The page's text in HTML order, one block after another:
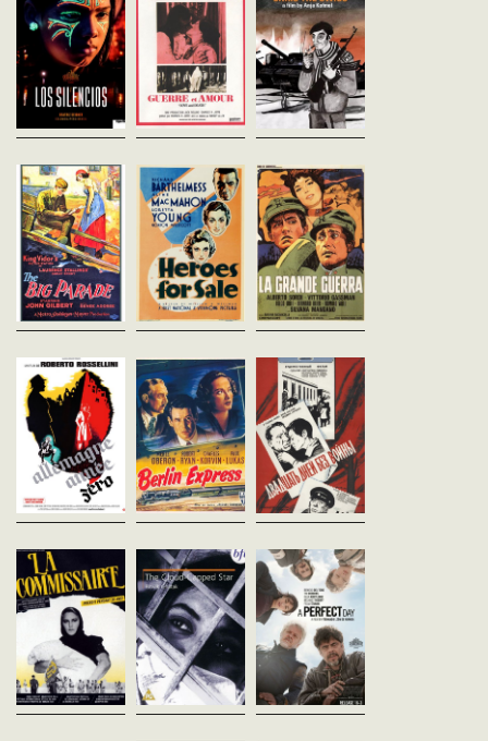
La jeune Nuria fuit la guerre
civile en Colombie. Elle arrive
à l’aube sur une île
mystérieuse, au cœur de
l'Amazonie. Nuria comprend
peu à peu...
Quand Napoléon envahit la
Russie, Boris Grushenko
(Woody Allen) est enrôlé de
force, alors que sa cousine,
dont il est amoureux depuis
toujours,...
Croatie, janvier 1992. En
conflit yougoslave,
jeune journaliste
retrouvé assassiné
de mystérieuses ...
La Grande parade
King Vidor
vost - 151'
Lorsqu'il assiste à une
parade militaire, Jim
Apperson, fils d'un riche
industriel au tempérament
oisif et peu engagé, pense
avoir enfin trouvé sa...
Héros à vendre
William A. Weelman
vost - 73'
En 1918, Tom Holmes et Roger
Winston combattent sur le
front français. A cause de la
lâcheté de Roger, Tom est
grièvement blessé. Il est
soigné, dans...
La Grande
Mario Monicelli
vost - 130'
Deux hommes
trouvent engagés
dans la Grande Guerre…
Allemagne année
zéro
Italie - 1948
vost - 78'
Été 1945. Dans Berlin
dévastée, après la
capitulation allemande, la
lente dérive d’un enfant livré à
lui-même et privé de repères.
Dernier...
Berlin Express
Jacques Tourneur
vost - 87'
Chargé de définir la
réunification de l’Allemagne
au lendemain de la Deuxième
Guerre mondiale, l’éminent
professeur Bernhardt se fait...
20 jours sans
guerre
URSS - 1977
vost - 101'
Loupatine, écrivain
correspondant de
le front en 1943, bénéficie
d’une permission de 20
Dans le train qui le
La commissaire
Alexandre Askoldov
vost - 110'
1922 : l'Armée Rouge prend de
force un village Blanc
d'Ukraine. Enceinte, la
commissaire du peuple
Klavdia Vavilova suspend ses
fonctions et, afin d'...
L'Etoile Cachée
Ritwik Ghatak
vost - 126'
Après la Partition des Indes,
en 1947, une famille de
réfugiés du Bengale survit
misérablement à la périphérie
de Calcutta. Le père,
instituteur à l'...
A perfect day
Fernando León de
vost - 106'
Un groupe
guerre : Sophie, nouvelle
monde; Mambru,
veut juste...
Les plus belles
années de notre
Quand passent les
Cigognes
Le Colonel
Michael Powell